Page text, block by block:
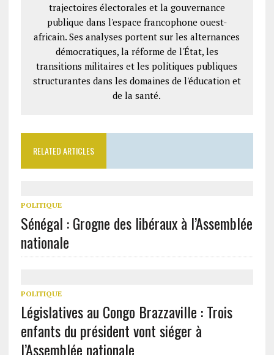
trajectoires électorales et la gouvernance
publique dans l'espace francophone ouest-
africain. Ses analyses portent sur les alternances
démocratiques, la réforme de l'État, les
transitions militaires et les politiques publiques
structurantes dans les domaines de l'éducation et
de la santé.
RELATED ARTICLES
POLITIQUE
Sénégal : Grogne des libéraux à l’Assemblée
nationale
POLITIQUE
Législatives au Congo Brazzaville : Trois
enfants du président vont siéger à
l’Assemblée nationale